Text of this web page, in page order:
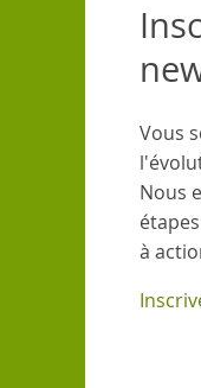
Vous
Nous
à